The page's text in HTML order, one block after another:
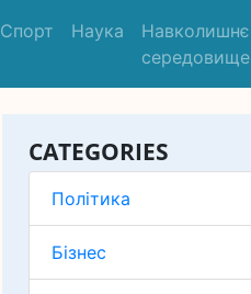
Спорт Наука
Навколишнє
середовище
CATEGORIES
Політика
Бізнес